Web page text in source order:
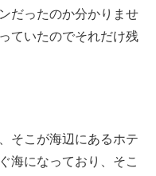
だったのか分かりませ
ていたのでそれだけ残
そこが海辺にあるホテ
海になっており、そこ